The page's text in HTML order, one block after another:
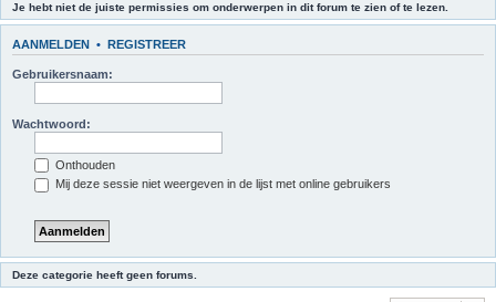
Je hebt niet de juiste permissies om onderwerpen in dit forum te zien of te lezen.
AANMELDEN • REGISTREER
Gebruikersnaam:
Wachtwoord:
Onthouden
Mij deze sessie niet weergeven in de lijst met online gebruikers
Deze categorie heeft geen forums.